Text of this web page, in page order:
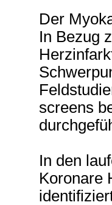
Der
In Bezug
screens
In den
Koronare